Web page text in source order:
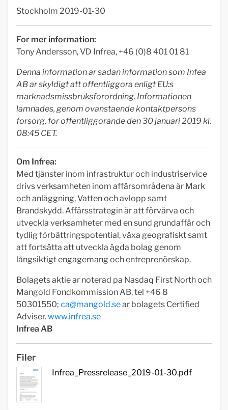
Stockholm 2019-01-30
For mer information:
Tony Andersson, VD Infrea, +46 (0)8 401 01 81
Denna information ar sadan information som Infea
AB ar skyldigt att offentliggora enligt EU:s
marknadsmissbruksforordning. Informationen
lamnades, genom ovanstaende kontaktpersons
forsorg, for offentliggorande den 30 januari 2019 kl.
08:45 CET.
Om Infrea:
Med tjänster inom infrastruktur och industriservice
drivs verksamheten inom affärsområdena är Mark
och anläggning, Vatten och avlopp samt
Brandskydd. Affärsstrategin är att förvärva och
utveckla verksamheter med en sund grundaffär och
tydlig förbättringspotential, växa geografiskt samt
att fortsätta att utveckla ägda bolag genom
långsiktigt engagemang och entreprenörskap.
Bolagets aktie ar noterad pa Nasdaq First North och
Mangold Fondkommission AB, tel +46 8
50301550; ca@mangold.sear bolagets Certified
Adviser.www.infrea.se
Infrea AB
Filer
Infrea_Pressrelease_2019-01-30.pdf